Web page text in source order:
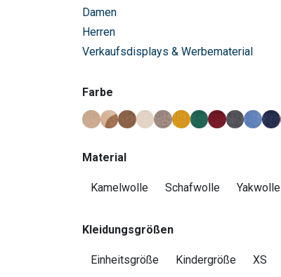
Damen
Herren
Verkaufsdisplays & Werbematerial
Farbe
Material
Kamelwolle Schafwolle Yakwolle
Kleidungsgrößen
Einheitsgröße Kindergröße XS